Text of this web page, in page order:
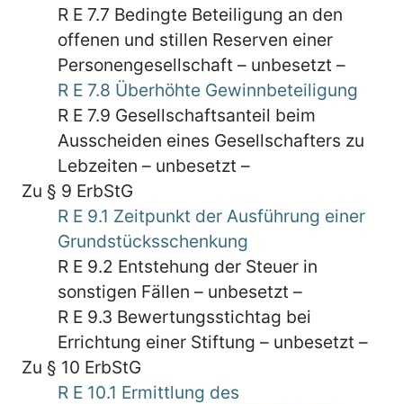
R E 7.7 Bedingte Beteiligung an den
offenen und stillen Reserven einer
Personengesellschaft – unbesetzt –
R E 7.8 Überhöhte Gewinnbeteiligung
R E 7.9 Gesellschaftsanteil beim
Ausscheiden eines Gesellschafters zu
Lebzeiten – unbesetzt –
Zu § 9 ErbStG
R E 9.1 Zeitpunkt der Ausführung einer
Grundstücksschenkung
R E 9.2 Entstehung der Steuer in
sonstigen Fällen – unbesetzt –
R E 9.3 Bewertungsstichtag bei
Errichtung einer Stiftung – unbesetzt –
Zu § 10 ErbStG
R E 10.1 Ermittlung des